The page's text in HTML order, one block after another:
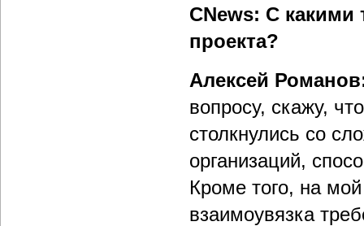
CNews: С какими
проекта?
Алексей
вопросу, скажу,
столкнулись со
организаций,
Кроме того, на
взаимоувязка